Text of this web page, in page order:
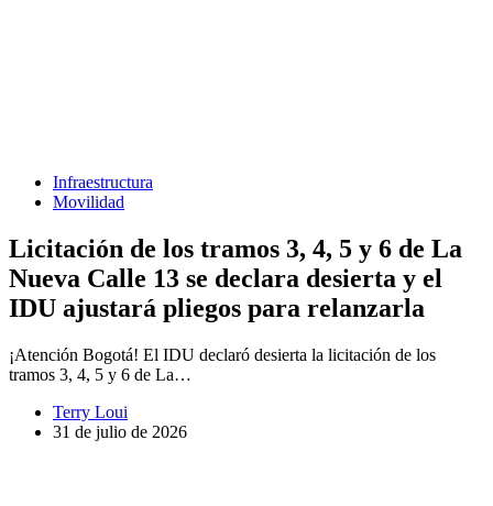
Infraestructura
Movilidad
Licitación de los tramos 3, 4, 5 y 6 de La
Nueva Calle 13 se declara desierta y el
IDU ajustará pliegos para relanzarla
¡Atención Bogotá! El IDU declaró desierta la licitación de los
tramos 3, 4, 5 y 6 de La…
Terry Loui
31 de julio de 2026